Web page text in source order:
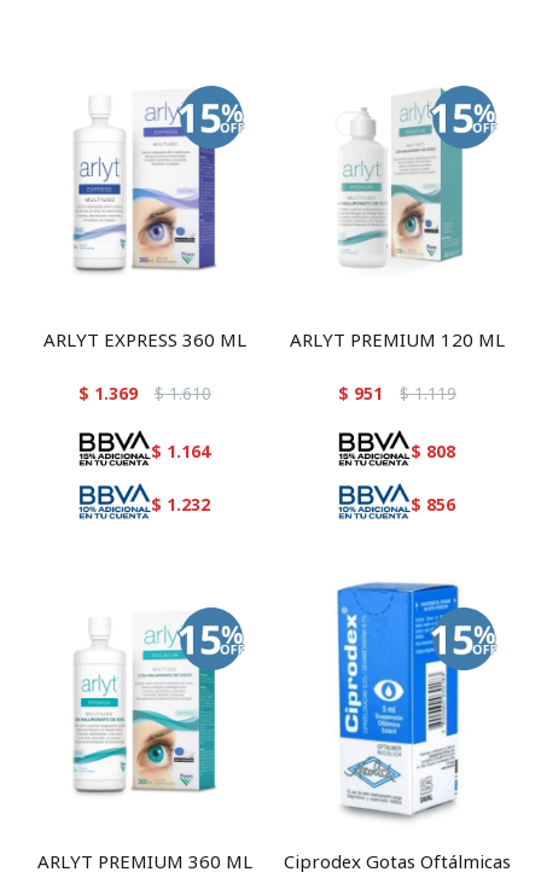
ARLYT EXPRESS 360 ML
$ 1.369 $ 1.610
$ 1.164
$ 1.232
ARLYT PREMIUM 120 ML
$ 951 $ 1.119
$ 808
$ 856
ARLYT PREMIUM 360 ML Ciprodex Gotas Oftálmicas